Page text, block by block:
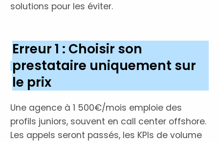
solutions pour les éviter.
Erreur 1 : Choisir son
prestataire uniquement sur
le prix
Une agence à 1 500€/mois emploie des
profils juniors, souvent en call center offshore.
Les appels seront passés, les KPIs de volume